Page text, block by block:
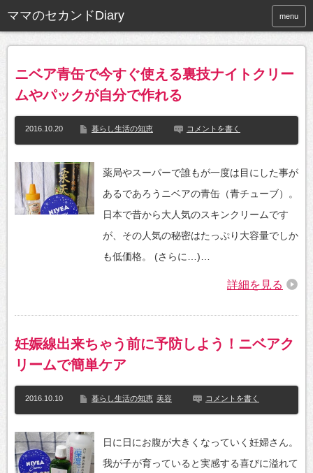
ママのセカンドDiary menu
ニベア青缶で今すぐ使える裏技ナイトクリー
ムやパックが自分で作れる
2016.10.20 暮らし生活の知恵 コメントを書く
薬局やスーパーで誰もが一度は目にした事が
あるであろうニベアの青缶（青チューブ）。
日本で昔から大人気のスキンクリームです
が、その人気の秘密はたっぷり大容量でしか
も低価格。 (さらに…)…
詳細を見る
妊娠線出来ちゃう前に予防しよう！ニベアク
リームで簡単ケア
2016.10.10 暮らし生活の知恵 美容 コメントを書く
日に日にお腹が大きくなっていく妊婦さん。
我が子が育っていると実感する喜びに溢れて